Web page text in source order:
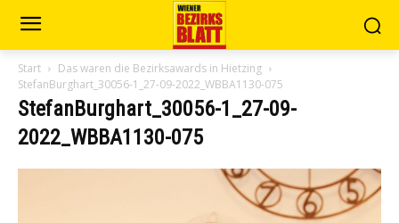
Start
Das waren die Bezirksawards in Hietzing
StefanBurghart_30056-1_27-09-2022_WBBA1130-075
StefanBurghart_30056-1_27-09-
2022_WBBA1130-075